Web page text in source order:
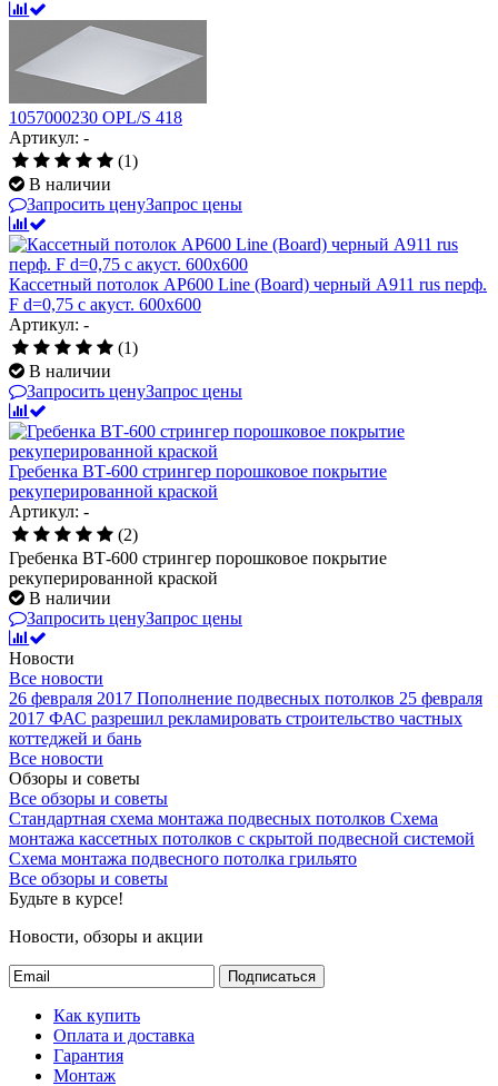
1057000230 OPL/S 418
Артикул: -
(1)
В наличии
Запросить ценуЗапрос цены
Кассетный потолок AP600 Line (Board) черный А911 rus перф.
F d=0,75 с акуст. 600x600
Артикул: -
(1)
В наличии
Запросить ценуЗапрос цены
Гребенка ВТ-600 стрингер порошковое покрытие
рекуперированной краской
Артикул: -
(2)
Гребенка ВТ-600 стрингер порошковое покрытие
рекуперированной краской
В наличии
Запросить ценуЗапрос цены
Новости
Все новости
26 февраля 2017 Пополнение подвесных потолков 25 февраля
2017 ФАС разрешил рекламировать строительство частных
коттеджей и бань
Все новости
Обзоры и советы
Все обзоры и советы
Стандартная схема монтажа подвесных потолков Схема
монтажа кассетных потолков с скрытой подвесной системой
Схема монтажа подвесного потолка грильято
Все обзоры и советы
Будьте в курсе!
Новости, обзоры и акции
Подписаться
Как купить
Оплата и доставка
Гарантия
Монтаж